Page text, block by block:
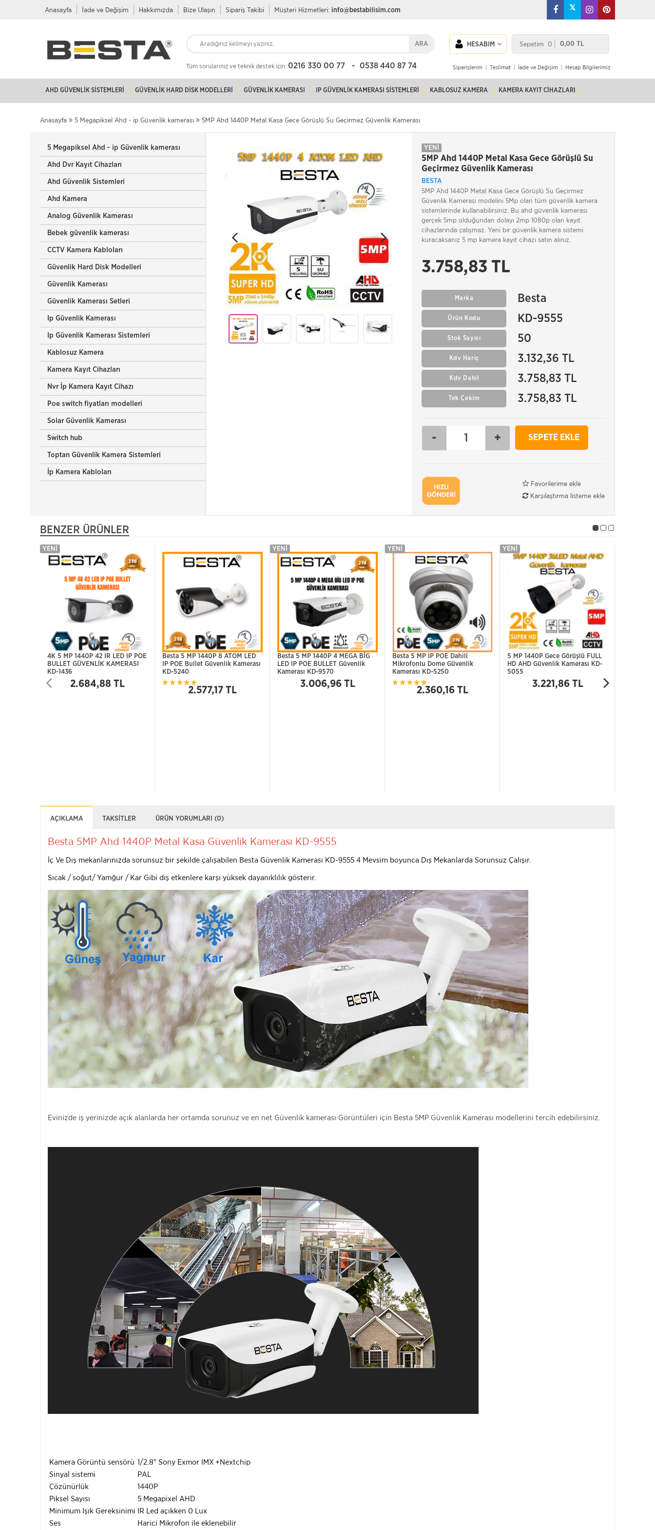
Anasayfa İade ve Değişim Hakkımızda Bize Ulaşın Sipariş Takibi Müşteri Hizmetleri: info@bestabilisim.com 𝕏
ARA
Tüm sorularınız ve teknik destek için: 0216 330 00 77 0538 440 87 74
HESABIM Sepetim 0 0,00 TL
Siparişlerim Teslimat İade ve Değişim Hesap Bilgilerimiz
AHD GÜVENLIK SISTEMLERI GÜVENLIK HARD DISK MODELLERI GÜVENLIK KAMERASI IP GÜVENLIK KAMERASI SISTEMLERI KABLOSUZ KAMERA KAMERA KAYIT CIHAZLARI
Anasayfa 5 Megapiksel Ahd - ip Güvenlik kamerası 5MP Ahd 1440P Metal Kasa Gece Görüşlü Su Geçirmez Güvenlik Kamerası
5 Megapiksel Ahd - ip Güvenlik kamerası
Ahd Dvr Kayıt Cihazları
Ahd Güvenlik Sistemleri
Ahd Kamera
Analog Güvenlik Kamerası
Bebek güvenlik kamerası
CCTV Kamera Kabloları
Güvenlik Hard Disk Modelleri
Güvenlik Kamerası
Güvenlik Kamerası Setleri
Ip Güvenlik Kamerası
Ip Güvenlik Kamerası Sistemleri
Kablosuz Kamera
Kamera Kayıt Cihazları
Nvr İp Kamera Kayıt Cihazı
Poe switch fiyatları modelleri
Solar Güvenlik Kamerası
Switch hub
Toptan Güvenlik Kamera Sistemleri
İp Kamera Kabloları
YENİ
5MP Ahd 1440P Metal Kasa Gece Görüşlü Su
Geçirmez Güvenlik Kamerası
BESTA
5MP Ahd 1440P Metal Kasa Gece Görüşlü Su Geçirmez
Güvenlik Kamerası modelini 5Mp olan tüm güvenlik kamera
sistemlerinde kullanabilirsiniz. Bu ahd güvenlik kamerası
gerçek 5mp olduğundan dolayı 2mp 1080p olan kayıt
cihazlarında çalışmaz. Yeni bir güvenlik kamera sistemi
kuracaksanız 5 mp kamera kayıt cihazı satın alınız.
3.758,83 TL
Marka Besta
Ürün Kodu KD-9555
Stok Sayısı 50
Kdv Hariç 3.132,36 TL
Kdv Dahil 3.758,83 TL
Tek Çekim 3.758,83 TL
- + SEPETE EKLE
Favorilerime ekle
Karşılaştırma listeme ekle
BENZER ÜRÜNLER
4K 5 MP 1440P 42 IR LED IP POE
BULLET GÜVENLİK KAMERASI
KD-1436
2.684,88 TL
YENI
Besta 5 MP 1440P 8 ATOM LED
IP POE Bullet Güvenlik Kamerası
KD-5240
2.577,17 TL
Besta 5 MP 1440P 4 MEGA BİG
LED IP POE BULLET Güvenlik
Kamerası KD-9570
3.006,96 TL
YENI
Besta 5 MP IP POE Dahili
Mikrofonlu Dome Güvenlik
Kamerası KD-5250
2.360,16 TL
YENI
5 MP 1440P Gece Görüşlü FULL
HD AHD Güvenlik Kamerası KD-
5055
3.221,86 TL
YENI
AÇIKLAMA TAKSITLER ÜRÜN YORUMLARI (0)
Besta 5MP Ahd 1440P Metal Kasa Güvenlik Kamerası KD-9555
İç Ve Dış mekanlarınızda sorunsuz bir şekilde çalışabilen Besta Güvenlik Kamerası KD-9555 4 Mevsim boyunca Dış Mekanlarda Sorunsuz Çalışır.
Sıcak / soğut/ Yamğur / Kar Gibi dış etkenlere karşı yüksek dayanıklılık gösterir.
Evinizde iş yerinizde açık alanlarda her ortamda sorunuz ve en net Güvenlik kamerası Görüntüleri için Besta 5MP Güvenlik Kamerası modellerini tercih edebilirsiniz.
Kamera Görüntü sensörü 1/2.8" Sony Exmor IMX +Nextchip
Sinyal sistemi
PAL
Çözünürlük
1440P
Piksel Sayısı
5 Megapixel AHD
Minimum Işık Gereksinimi IR Led açıkken 0 Lux
Ses
Harici Mikrofon ile eklenebilir